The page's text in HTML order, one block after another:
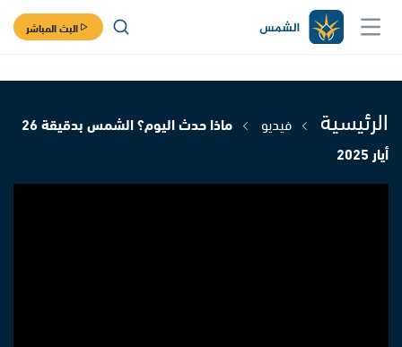
البث المباشر
الرئيسية فيديو
ماذا حدث اليوم؟ الشمس بدقيقة 26
أيار 2025